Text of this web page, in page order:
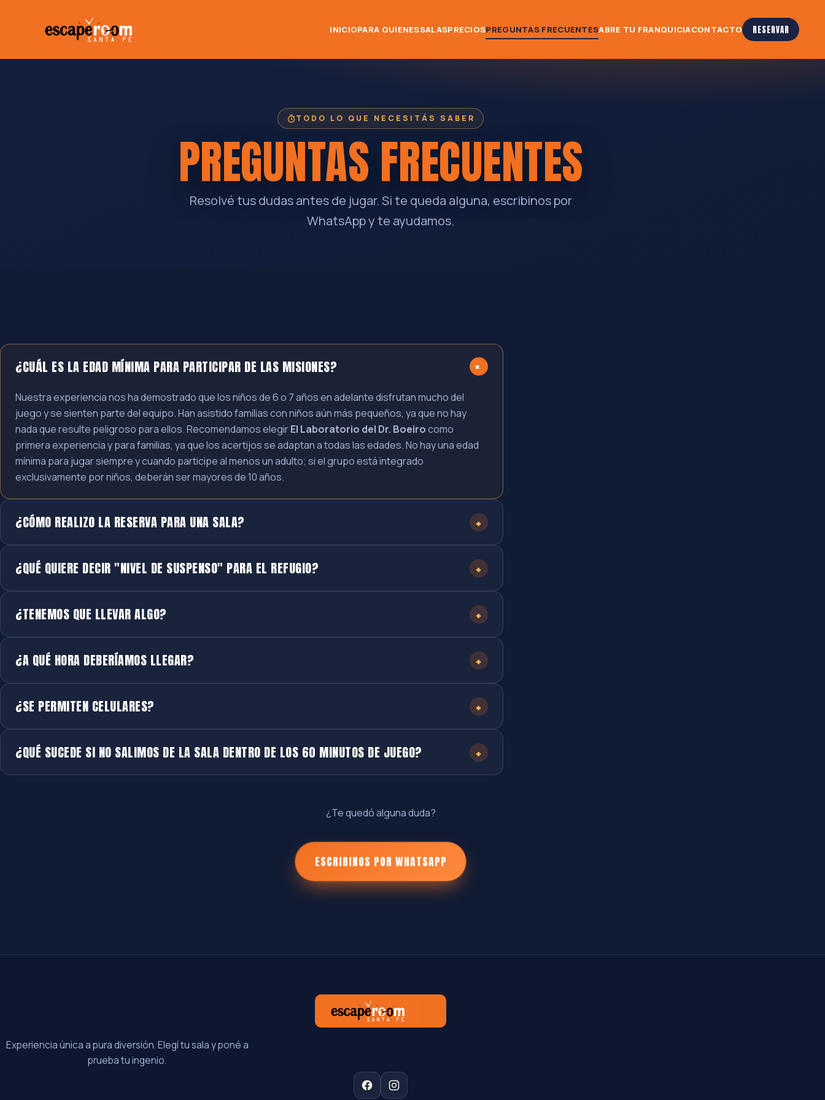
INICIOPARA QUIENESSALASPRECIOSPREGUNTAS FRECUENTESABRE TU FRANQUICIACONTACTO RESERVAR
TODO LO QUE NECESITÁS SABER
PREGUNTAS FRECUENTES
Resolvé tus dudas antes de jugar. Si te queda alguna, escribinos por
WhatsApp y te ayudamos.
¿CUÁL ES LA EDAD MÍNIMA PARA PARTICIPAR DE LAS MISIONES? +
Nuestra experiencia nos ha demostrado que los niños de 6 o 7 años en adelante disfrutan mucho del
juego y se sienten parte del equipo. Han asistido familias con niños aún más pequeños, ya que no hay
nada que resulte peligroso para ellos. Recomendamos elegirEl Laboratorio del Dr. Boeirocomo
primera experiencia y para familias, ya que los acertijos se adaptan a todas las edades. No hay una edad
mínima para jugar siempre y cuando participe al menos un adulto; si el grupo está integrado
exclusivamente por niños, deberán ser mayores de 10 años.
¿CÓMO REALIZO LA RESERVA PARA UNA SALA? +
¿QUÉ QUIERE DECIR "NIVEL DE SUSPENSO" PARA EL REFUGIO? +
¿TENEMOS QUE LLEVAR ALGO? +
¿A QUÉ HORA DEBERÍAMOS LLEGAR? +
¿SE PERMITEN CELULARES? +
¿QUÉ SUCEDE SI NO SALIMOS DE LA SALA DENTRO DE LOS 60 MINUTOS DE JUEGO? +
¿Te quedó alguna duda?
ESCRIBINOS POR WHATSAPP
Experiencia única a pura diversión. Elegí tu sala y poné a
prueba tu ingenio.